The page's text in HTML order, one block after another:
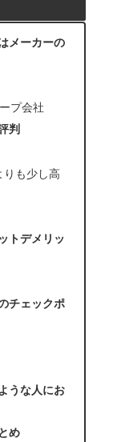
メーカーの
プ会社
判
りも少し高
トデメリッ
チェックポ
うな人にお
め